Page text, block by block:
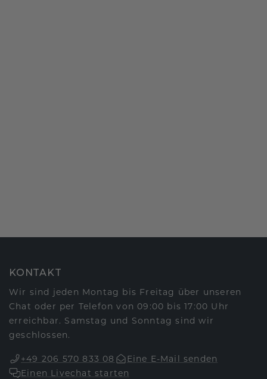
KONTAKT
Wir sind jeden Montag bis Freitag über unseren
Chat oder per Telefon von 09:00 bis 17:00 Uhr
erreichbar. Samstag und Sonntag sind wir
geschlossen.
+49 206 570 833 08
Eine E-Mail senden
Einen Livechat starten